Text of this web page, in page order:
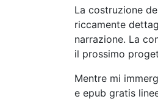
La costruzione
riccamente
narrazione. La
il prossimo
Mentre mi
e epub gratis